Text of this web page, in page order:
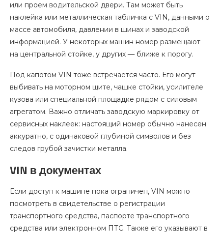
или проем водительской двери. Там может быть
наклейка или металлическая табличка с VIN, данными о
массе автомобиля, давлении в шинах и заводской
информацией. У некоторых машин номер размещают
на центральной стойке, у других — ближе к порогу.
Под капотом VIN тоже встречается часто. Его могут
выбивать на моторном щите, чашке стойки, усилителе
кузова или специальной площадке рядом с силовым
агрегатом. Важно отличать заводскую маркировку от
сервисных наклеек: настоящий номер обычно нанесен
аккуратно, с одинаковой глубиной символов и без
следов грубой зачистки металла.
VIN в документах
Если доступ к машине пока ограничен, VIN можно
посмотреть в свидетельстве о регистрации
транспортного средства, паспорте транспортного
средства или электронном ПТС. Также его указывают в